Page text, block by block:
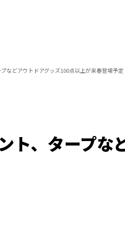
などアウトドアグッズ100点以上が来春登場予定
ト、タープ